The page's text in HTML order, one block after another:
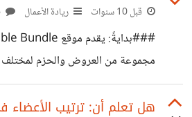
قبل 10 سنوات ريادة الأعمال
مجموعة من العروض والحزم لمختلف
هو مساعد الجمعيات الخيرية من
تارة يدعمون جمعيات توفير المياه
هل تعلم أن: ترتيب